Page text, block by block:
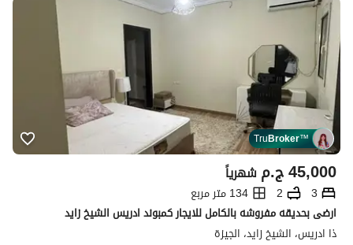
TruBroker™
ج.م45,000 شهرياً
3
2
134 متر مربع
ارضى بحديقه مفروشه بالكامل للايجار كمبوند ادريس الشيخ زايد
ذا ادريس، الشيخ زايد، الجيزة